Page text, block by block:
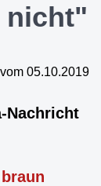
nicht"
05.10.2019
Nachricht
braun